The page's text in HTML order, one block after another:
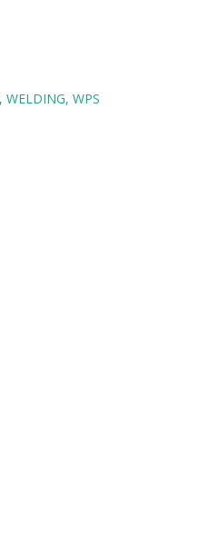
WELDING WPS